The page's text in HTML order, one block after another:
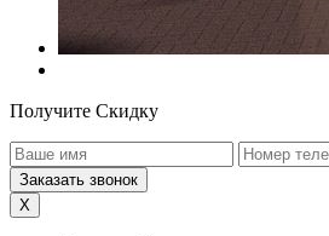
Получите Скидку
X